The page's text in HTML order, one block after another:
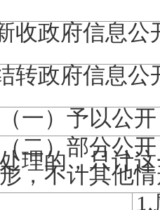
收政府信息公
转政府信息公
（一）予以公开
（二）部分公
处理的，只计
形，不计其他